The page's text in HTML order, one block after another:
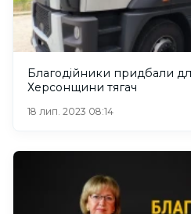
Благодійники придбали
Херсонщини тягач
18 лип. 2023 08:14